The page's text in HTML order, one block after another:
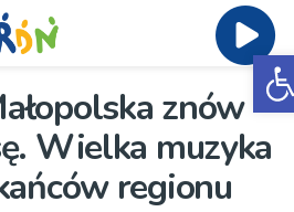
znów
Wielka muzyka
regionu